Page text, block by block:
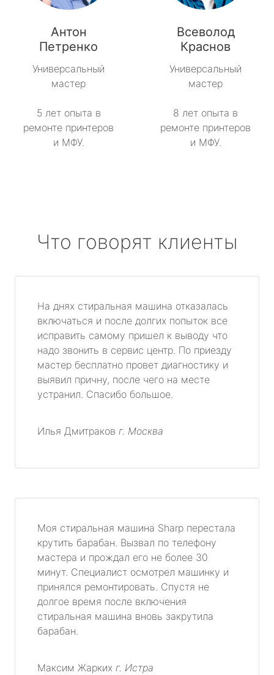
Антон
Петренко
Универсальный
мастер
5 лет опыта в
ремонте принтеров
и МФУ.
Всеволод
Краснов
Универсальный
мастер
8 лет опыта в
ремонте принтеров
и МФУ.
Что говорят клиенты
На днях стиральная машина отказалась
включаться и после долгих попыток все
исправить самому пришел к выводу что
надо звонить в сервис центр. По приезду
мастер бесплатно провет диагностику и
выявил причну, после чего на месте
устранил. Спасибо большое.
Илья Дмитраков г. Москва
Моя стиральная машина Sharp перестала
крутить барабан. Вызвал по телефону
мастера и прождал его не более 30
минут. Специалист осмотрел машинку и
принялся ремонтировать. Спустя не
долгое время после включения
стиральная машина вновь закрутила
барабан.
Максим Жарких г. Истра